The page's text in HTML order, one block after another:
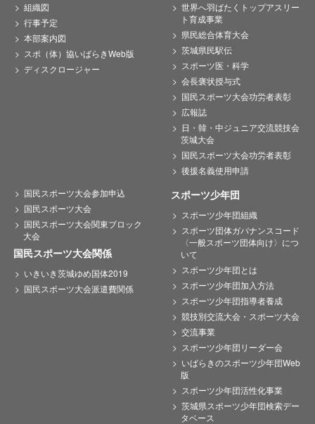
組織図
行事予定
本部案内図
スポ（体）協いばらきWeb版
ディスクロージャー
世界へ羽ばたくトップアスリー
ト育成事業
県民総合体育大会
茨城県民駅伝
スポーツ医・科学
会長褒状授与式
国民スポーツ大会功労者表彰
広報誌
日・韓・中ジュニア交流競技会
茨城大会
国民スポーツ大会功労者表彰
後援名義使用申請
国民スポーツ大会参加申込
国民スポーツ大会
国民スポーツ大会関東ブロック
大会
国民スポーツ大会関係
いきいき茨城ゆめ国体2019
国民スポーツ大会派遣費関係
スポーツ少年団
スポーツ少年団組織
スポーツ団体ガバナンスコード
〈一般スポーツ団体向け〉につ
いて
スポーツ少年団とは
スポーツ少年団加入方法
スポーツ少年団指導者養成
競技別交流大会・スポーツ大会
交流事業
スポーツ少年団リーダー会
いばらきのスポーツ少年団Web
版
スポーツ少年団活性化事業
茨城県スポーツ少年団検索デー
タベース